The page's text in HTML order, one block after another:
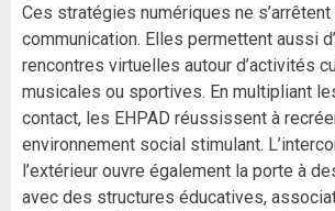
Ces stratégies numériques ne
communication. Elles permettent aussi
rencontres virtuelles autour d’activités
musicales ou sportives. En multipliant
contact, les EHPAD réussissent à
environnement social stimulant.
l’extérieur ouvre également la porte à
avec des structures éducatives,